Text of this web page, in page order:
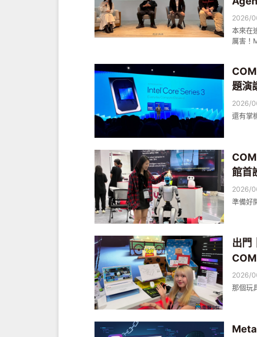
2026/
本來在
厲害！
推到鎂
獺旗下
滿什麼
題演
2026/
還有掌
館首
2026/
準備好
出門
2026/
那個玩